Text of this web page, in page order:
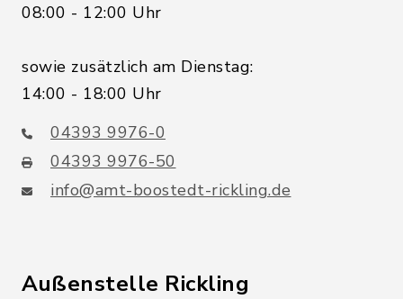
08:00 - 12:00 Uhr
sowie zusätzlich am Dienstag:
14:00 - 18:00 Uhr
04393 9976-0
04393 9976-50
info@amt-boostedt-rickling.de
Außenstelle Rickling